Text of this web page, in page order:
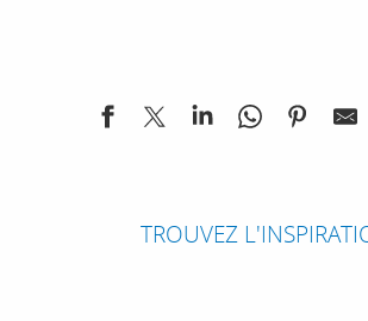
d’Azur, nous vous avons sélectionné
TROUVEZ